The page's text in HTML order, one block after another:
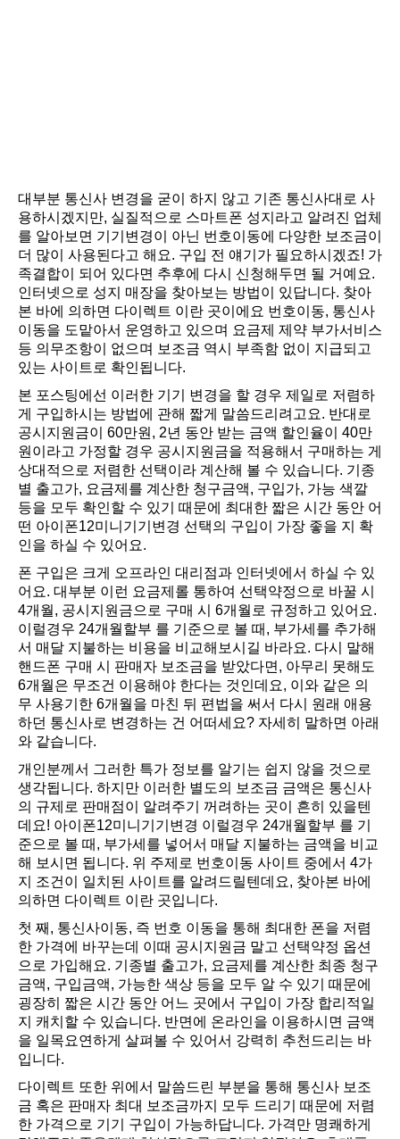
대부분 통신사 변경을 굳이 하지 않고 기존 통신사대로 사
용하시겠지만, 실질적으로 스마트폰 성지라고 알려진 업체
를 알아보면 기기변경이 아닌 번호이동에 다양한 보조금이
더 많이 사용된다고 해요. 구입 전 얘기가 필요하시겠죠! 가
족결합이 되어 있다면 추후에 다시 신청해두면 될 거예요.
인터넷으로 성지 매장을 찾아보는 방법이 있답니다. 찾아
본 바에 의하면 다이렉트 이란 곳이에요 번호이동, 통신사
이동을 도맡아서 운영하고 있으며 요금제 제약 부가서비스
등 의무조항이 없으며 보조금 역시 부족함 없이 지급되고
있는 사이트로 확인됩니다.
본 포스팅에선 이러한 기기 변경을 할 경우 제일로 저렴하
게 구입하시는 방법에 관해 짧게 말씀드리려고요. 반대로
공시지원금이 60만원, 2년 동안 받는 금액 할인율이 40만
원이라고 가정할 경우 공시지원금을 적용해서 구매하는 게
상대적으로 저렴한 선택이라 계산해 볼 수 있습니다. 기종
별 출고가, 요금제를 계산한 청구금액, 구입가, 가능 색깔
등을 모두 확인할 수 있기 때문에 최대한 짧은 시간 동안 어
떤 아이폰12미니기기변경 선택의 구입이 가장 좋을 지 확
인을 하실 수 있어요.
폰 구입은 크게 오프라인 대리점과 인터넷에서 하실 수 있
어요. 대부분 이런 요금제롤 통하여 선택약정으로 바꿀 시
4개월, 공시지원금으로 구매 시 6개월로 규정하고 있어요.
이럴경우 24개월할부 를 기준으로 볼 때, 부가세를 추가해
서 매달 지불하는 비용을 비교해보시길 바라요. 다시 말해
핸드폰 구매 시 판매자 보조금을 받았다면, 아무리 못해도
6개월은 무조건 이용해야 한다는 것인데요, 이와 같은 의
무 사용기한 6개월을 마친 뒤 편법을 써서 다시 원래 애용
하던 통신사로 변경하는 건 어떠세요? 자세히 말하면 아래
와 같습니다.
개인분께서 그러한 특가 정보를 알기는 쉽지 않을 것으로
생각됩니다. 하지만 이러한 별도의 보조금 금액은 통신사
의 규제로 판매점이 알려주기 꺼려하는 곳이 흔히 있을텐
데요! 아이폰12미니기기변경 이럴경우 24개월할부 를 기
준으로 볼 때, 부가세를 넣어서 매달 지불하는 금액을 비교
해 보시면 됩니다. 위 주제로 번호이동 사이트 중에서 4가
지 조건이 일치된 사이트를 알려드릴텐데요, 찾아본 바에
의하면 다이렉트 이란 곳입니다.
첫 째, 통신사이동, 즉 번호 이동을 통해 최대한 폰을 저렴
한 가격에 바꾸는데 이때 공시지원금 말고 선택약정 옵션
으로 가입해요. 기종별 출고가, 요금제를 계산한 최종 청구
금액, 구입금액, 가능한 색상 등을 모두 알 수 있기 때문에
굉장히 짧은 시간 동안 어느 곳에서 구입이 가장 합리적일
지 캐치할 수 있습니다. 반면에 온라인을 이용하시면 금액
을 일목요연하게 살펴볼 수 있어서 강력히 추천드리는 바
입니다.
다이렉트 또한 위에서 말씀드린 부분을 통해 통신사 보조
금 혹은 판매자 최대 보조금까지 모두 드리기 때문에 저렴
한 가격으로 기기 구입이 가능하답니다. 가격만 명쾌하게